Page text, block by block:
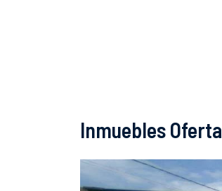
Inmuebles